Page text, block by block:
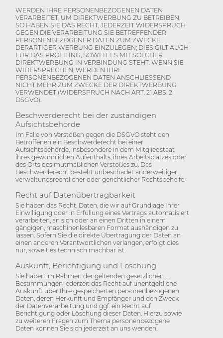
WERDEN IHRE PERSONENBEZOGENEN DATEN
VERARBEITET, UM DIREKTWERBUNG ZU BETREIBEN,
SO HABEN SIE DAS RECHT, JEDERZEIT WIDERSPRUCH
GEGEN DIE VERARBEITUNG SIE BETREFFENDER
PERSONENBEZOGENER DATEN ZUM ZWECKE
DERARTIGER WERBUNG EINZULEGEN; DIES GILT AUCH
FÜR DAS PROFILING, SOWEIT ES MIT SOLCHER
DIREKTWERBUNG IN VERBINDUNG STEHT. WENN SIE
WIDERSPRECHEN, WERDEN IHRE
PERSONENBEZOGENEN DATEN ANSCHLIESSEND
NICHT MEHR ZUM ZWECKE DER DIREKTWERBUNG
VERWENDET (WIDERSPRUCH NACH ART. 21 ABS. 2
DSGVO).
Beschwerde­recht bei der zuständigen
Aufsichts­behörde
Im Falle von Verstößen gegen die DSGVO steht den
Betroffenen ein Beschwerderecht bei einer
Aufsichtsbehörde, insbesondere in dem Mitgliedstaat
ihres gewöhnlichen Aufenthalts, ihres Arbeitsplatzes oder
des Orts des mutmaßlichen Verstoßes zu. Das
Beschwerderecht besteht unbeschadet anderweitiger
verwaltungsrechtlicher oder gerichtlicher Rechtsbehelfe.
Recht auf Daten­übertrag­barkeit
Sie haben das Recht, Daten, die wir auf Grundlage Ihrer
Einwilligung oder in Erfüllung eines Vertrags automatisiert
verarbeiten, an sich oder an einen Dritten in einem
gängigen, maschinenlesbaren Format aushändigen zu
lassen. Sofern Sie die direkte Übertragung der Daten an
einen anderen Verantwortlichen verlangen, erfolgt dies
nur, soweit es technisch machbar ist.
Auskunft, Berichtigung und Löschung
Sie haben im Rahmen der geltenden gesetzlichen
Bestimmungen jederzeit das Recht auf unentgeltliche
Auskunft über Ihre gespeicherten personenbezogenen
Daten, deren Herkunft und Empfänger und den Zweck
der Datenverarbeitung und ggf. ein Recht auf
Berichtigung oder Löschung dieser Daten. Hierzu sowie
zu weiteren Fragen zum Thema personenbezogene
Daten können Sie sich jederzeit an uns wenden.